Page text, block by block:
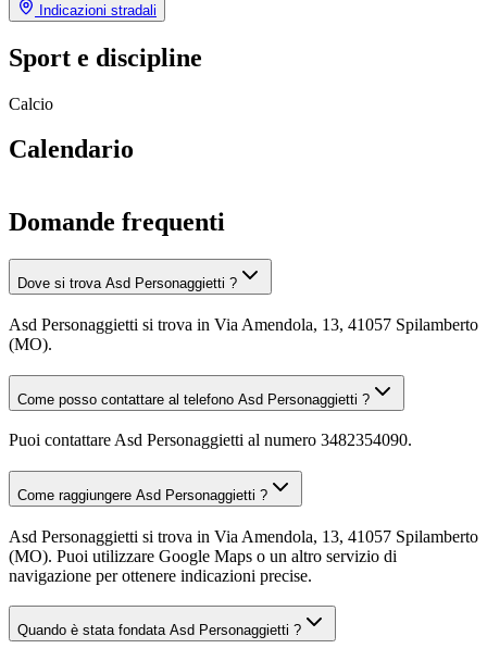
Indicazioni stradali
Sport e discipline
Calcio
Calendario
Domande frequenti
Dove si trova Asd Personaggietti ?
Asd Personaggietti si trova in Via Amendola, 13, 41057 Spilamberto
(MO).
Come posso contattare al telefono Asd Personaggietti ?
Puoi contattare Asd Personaggietti al numero 3482354090.
Come raggiungere Asd Personaggietti ?
Asd Personaggietti si trova in Via Amendola, 13, 41057 Spilamberto
(MO). Puoi utilizzare Google Maps o un altro servizio di
navigazione per ottenere indicazioni precise.
Quando è stata fondata Asd Personaggietti ?